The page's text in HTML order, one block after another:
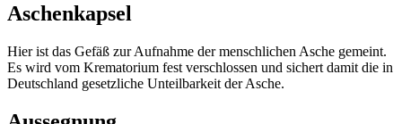
Aschenkapsel
Hier ist das Gefäß zur Aufnahme der menschlichen Asche gemeint.
Es wird vom Krematorium fest verschlossen und sichert damit die in
Deutschland gesetzliche Unteilbarkeit der Asche.